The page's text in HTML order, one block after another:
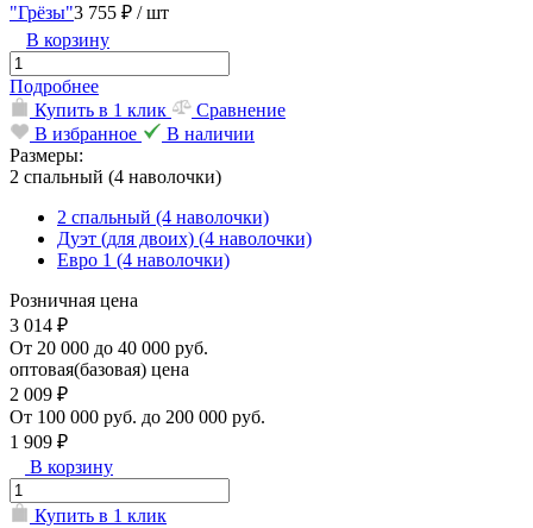
"Грёзы"3 755 ₽ / шт
В корзину
Подробнее
Купить в 1 клик
Сравнение
В избранное
В наличии
Размеры:
2 спальный (4 наволочки)
2 спальный (4 наволочки)
Дуэт (для двоих) (4 наволочки)
Евро 1 (4 наволочки)
Розничная цена
3 014 ₽
От 20 000 до 40 000 руб.
оптовая(базовая) цена
2 009 ₽
От 100 000 руб. до 200 000 руб.
1 909 ₽
В корзину
Купить в 1 клик